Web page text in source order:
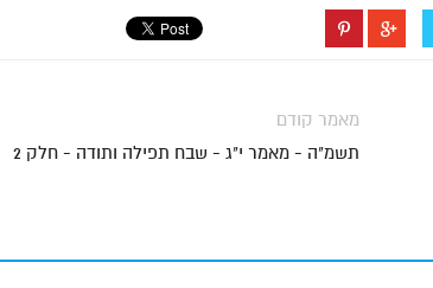
מאמר קודם
תשמ"ה - מאמר י"ג - שבח תפילה ותודה - חלק 2